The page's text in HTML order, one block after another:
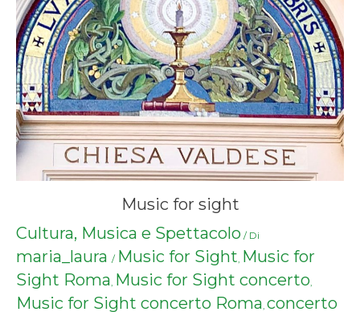
Music for sight
Cultura, Musica e Spettacolo / Di
maria_laura / Music for Sight, Music for
Sight Roma, Music for Sight concerto,
Music for Sight concerto Roma, concerto